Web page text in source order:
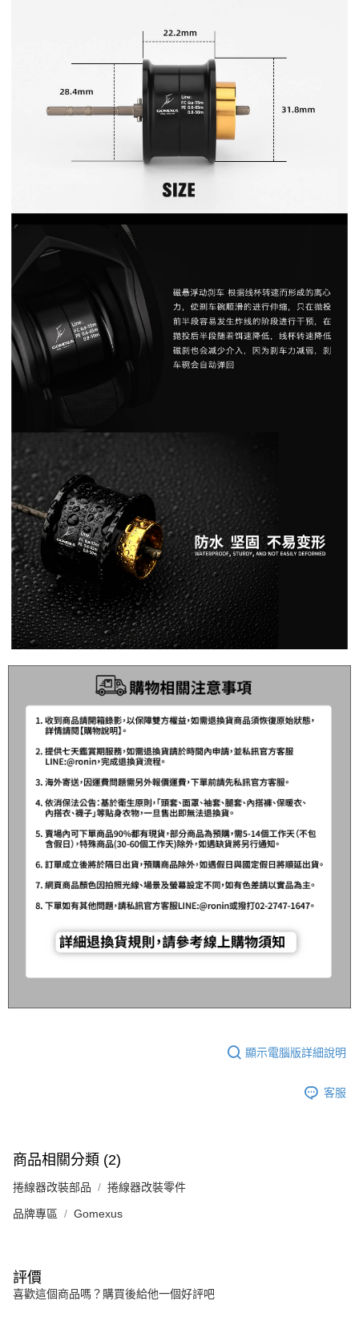
顯示電腦版詳細說明
客服
商品相關分類 (2)
捲線器改裝部品 捲線器改裝零件
品牌專區 Gomexus
評價
喜歡這個商品嗎？購買後給他一個好評吧